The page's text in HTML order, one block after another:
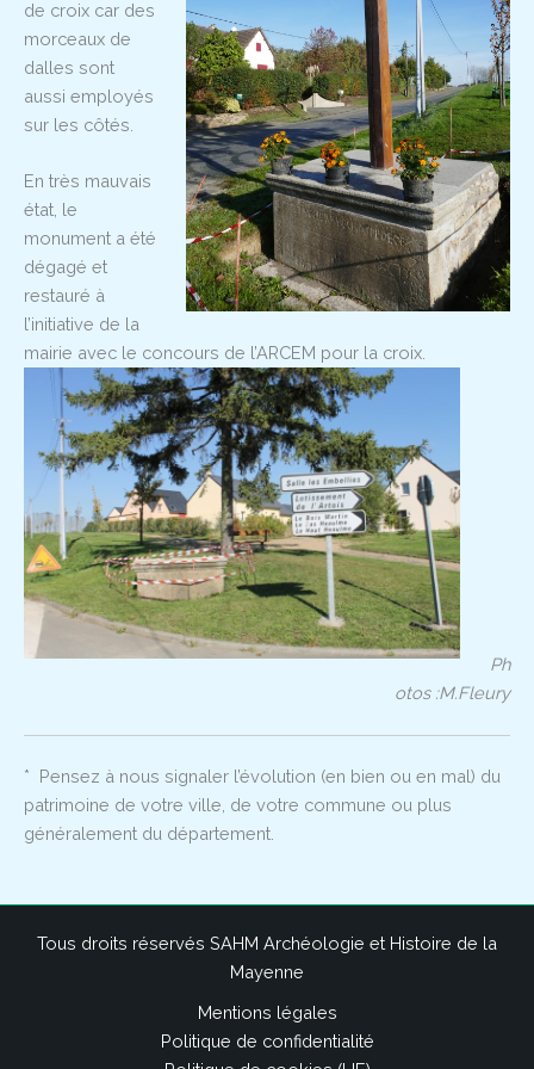
de croix car des
morceaux de
dalles sont
aussi employés
sur les côtés.
En très mauvais
état, le
monument a été
dégagé et
restauré à
l’initiative de la
mairie avec le concours de l’ARCEM pour la croix.
Ph
otos :M.Fleury
* Pensez à nous signaler l’évolution (en bien ou en mal) du
patrimoine de votre ville, de votre commune ou plus
généralement du département.
Tous droits réservés SAHM Archéologie et Histoire de la
Mayenne
Mentions légales
Politique de confidentialité